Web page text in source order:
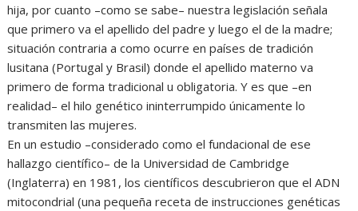
hija, por cuanto –como se sabe– nuestra legislación señala
que primero va el apellido del padre y luego el de la madre;
situación contraria a como ocurre en países de tradición
lusitana (Portugal y Brasil) donde el apellido materno va
primero de forma tradicional u obligatoria. Y es que –en
realidad– el hilo genético ininterrumpido únicamente lo
transmiten las mujeres.
En un estudio –considerado como el fundacional de ese
hallazgo científico– de la Universidad de Cambridge
(Inglaterra) en 1981, los científicos descubrieron que el ADN
mitocondrial (una pequeña receta de instrucciones genéticas